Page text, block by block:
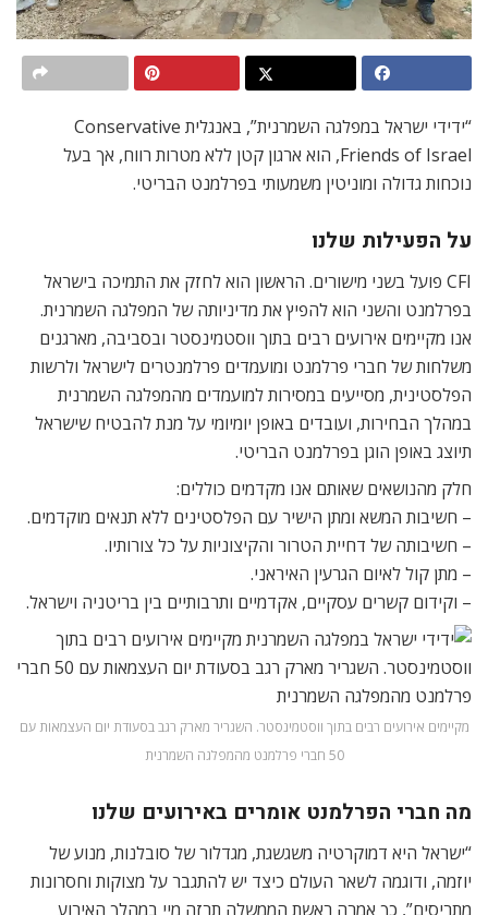
“ידידי ישראל במפלגה השמרנית”, באנגלית Conservative
Friends of Israel, הוא ארגון קטן ללא מטרות רווח, אך בעל
נוכחות גדולה ומוניטין משמעותי בפרלמנט הבריטי.
על הפעילות שלנו
CFI פועל בשני מישורים. הראשון הוא לחזק את התמיכה בישראל
בפרלמנט והשני הוא להפיץ את מדיניותה של המפלגה השמרנית.
אנו מקיימים אירועים רבים בתוך ווסטמינסטר ובסביבה, מארגנים
משלחות של חברי פרלמנט ומועמדים פרלמנטרים לישראל ולרשות
הפלסטינית, מסייעים במסירות למועמדים מהמפלגה השמרנית
במהלך הבחירות, ועובדים באופן יומיומי על מנת להבטיח שישראל
תיוצג באופן הוגן בפרלמנט הבריטי.
חלק מהנושאים שאותם אנו מקדמים כוללים:
– חשיבות המשא ומתן הישיר עם הפלסטינים ללא תנאים מוקדמים.
– חשיבותה של דחיית הטרור והקיצוניות על כל צורותיו.
– מתן קול לאיום הגרעין האיראני.
– וקידום קשרים עסקיים, אקדמיים ותרבותיים בין בריטניה וישראל.
מקיימים אירועים רבים בתוך ווסטמינסטר. השגריר מארק רגב בסעודת יום העצמאות עם
50 חברי פרלמנט מהמפלגה השמרנית
מה חברי הפרלמנט אומרים באירועים שלנו
“ישראל היא דמוקרטיה משגשגת, מגדלור של סובלנות, מנוע של
יוזמה, ודוגמה לשאר העולם כיצד יש להתגבר על מצוקות וחסרונות
מתריסים”, כך אמרה ראשת הממשלה תרזה מיי במהלך האירוע